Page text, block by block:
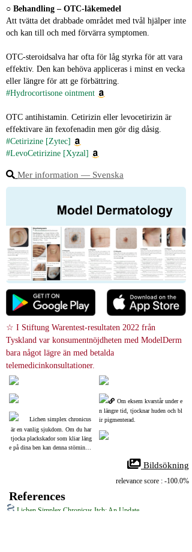
○ Behandling – OTC‑läkemedel
Att tvätta det drabbade området med tvål hjälper inte
och kan till och med förvärra symptomen.
OTC‑steroidsalva har ofta för låg styrka för att vara
effektiv. Den kan behöva appliceras i minst en vecka
eller längre för att ge förbättring.
#Hydrocortisone ointment
OTC antihistamin. Cetirizin eller levocetirizin är
effektivare än fexofenadin men gör dig dåsig.
#Cetirizine [Zytec]
#LevoCetirizine [Xyzal]
Mer information ― Svenska
☆ I Stiftung Warentest-resultaten 2022 från
Tyskland var konsumentnöjdheten med ModelDerm
bara något lägre än med betalda
telemedicinkonsultationer.
Lichen simplex chronicus
är en vanlig sjukdom. Om du har
tjocka plackskador som kliar läng
e på dina ben kan denna störning ö
Om eksem kvarstår under e
n längre tid, tjocknar huden och bl
ir pigmenterad.
Bildsökning
relevance score : -100.0%
References
Lichen Simplex Chronicus Itch: An Update